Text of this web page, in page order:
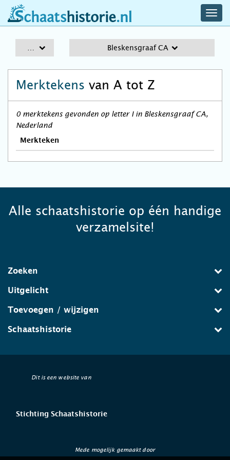
schaatshistorie.nl
Bleskensgraaf CA
Merktekens van A tot Z
0 merktekens gevonden op letter I in Bleskensgraaf CA,
Nederland
Merkteken
Alle schaatshistorie op één handige
verzamelsite!
Zoeken
Uitgelicht
Toevoegen / wijzigen
Schaatshistorie
Dit is een website van
Stichting Schaatshistorie
Mede mogelijk gemaakt door